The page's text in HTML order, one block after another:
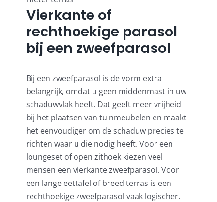
Vierkante of
rechthoekige parasol
bij een zweefparasol
Bij een zweefparasol is de vorm extra
belangrijk, omdat u geen middenmast in uw
schaduwvlak heeft. Dat geeft meer vrijheid
bij het plaatsen van tuinmeubelen en maakt
het eenvoudiger om de schaduw precies te
richten waar u die nodig heeft. Voor een
loungeset of open zithoek kiezen veel
mensen een vierkante zweefparasol. Voor
een lange eettafel of breed terras is een
rechthoekige zweefparasol vaak logischer.